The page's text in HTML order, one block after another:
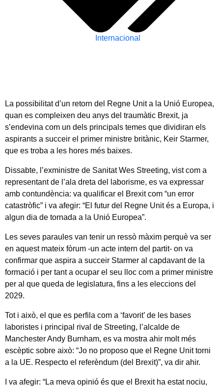
Internacional
La possibilitat d’un retorn del Regne Unit a la Unió Europea,
quan es compleixen deu anys del traumàtic Brexit, ja
s’endevina com un dels principals temes que dividiran els
aspirants a succeir el primer ministre britànic, Keir Starmer,
que es troba a les hores més baixes.
Dissabte, l’exministre de Sanitat Wes Streeting, vist com a
representant de l’ala dreta del laborisme, es va expressar
amb contundència: va qualificar el Brexit com “un error
catastròfic” i va afegir: “El futur del Regne Unit és a Europa, i
algun dia de tornada a la Unió Europea”.
Les seves paraules van tenir un ressò màxim perquè va ser
en aquest mateix fòrum -un acte intern del partit- on va
confirmar que aspira a succeir Starmer al capdavant de la
formació i per tant a ocupar el seu lloc com a primer ministre
per al que queda de legislatura, fins a les eleccions del
2029.
Tot i això, el que es perfila com a ‘favorit’ de les bases
laboristes i principal rival de Streeting, l’alcalde de
Manchester Andy Burnham, es va mostra ahir molt més
escèptic sobre això: “Jo no proposo que el Regne Unit torni
a la UE. Respecto el referèndum (del Brexit)”, va dir ahir.
I va afegir: “La meva opinió és que el Brexit ha estat nociu,